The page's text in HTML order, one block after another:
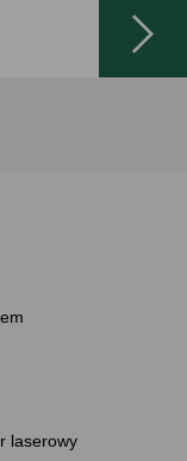
laserowy